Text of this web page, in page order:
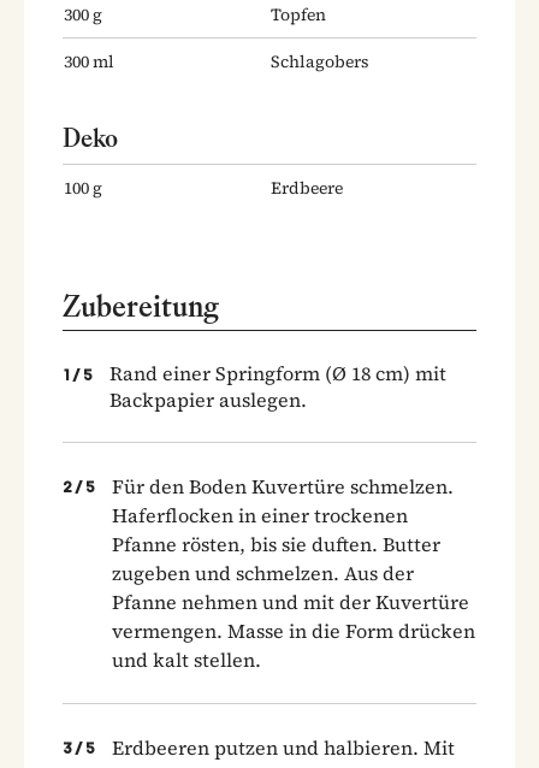
300g
Topfen
300ml Schlagobers
Deko
100g Erdbeere
Zubereitung
1 / 5
Rand einer Springform (Ø 18 cm) mit
Backpapier auslegen.
2 / 5
Für den Boden Kuvertüre schmelzen.
Haferflocken in einer trockenen
Pfanne rösten, bis sie duften. Butter
zugeben und schmelzen. Aus der
Pfanne nehmen und mit der Kuvertüre
vermengen. Masse in die Form drücken
und kalt stellen.
3 / 5
Erdbeeren putzen und halbieren. Mit